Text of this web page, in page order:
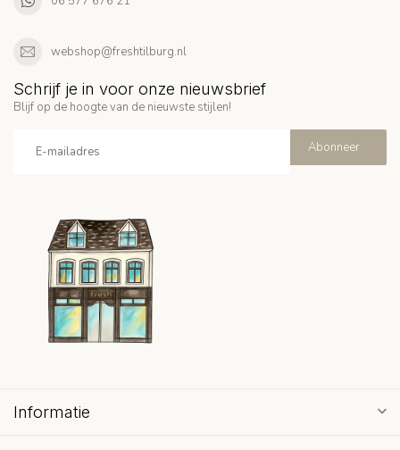
webshop@freshtilburg.nl
Schrijf je in voor onze nieuwsbrief
Blijf op de hoogte van de nieuwste stijlen!
Abonneer
Informatie